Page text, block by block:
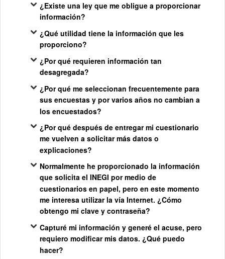
¿Existe una ley que me obligue a proporcionar
información?
¿Qué utilidad tiene la información que les
proporciono?
¿Por qué requieren información tan
desagregada?
¿Por qué me seleccionan frecuentemente para
sus encuestas y por varios años no cambian a
los encuestados?
¿Por qué después de entregar mi cuestionario
me vuelven a solicitar más datos o
explicaciones?
Normalmente he proporcionado la información
que solicita el INEGI por medio de
cuestionarios en papel, pero en este momento
me interesa utilizar la vía Internet. ¿Cómo
obtengo mi clave y contraseña?
Capturé mi información y generé el acuse, pero
requiero modificar mis datos. ¿Qué puedo
hacer?